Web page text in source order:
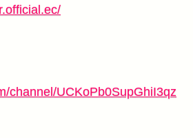
channel/UCKoPb0SupGhiI3qz